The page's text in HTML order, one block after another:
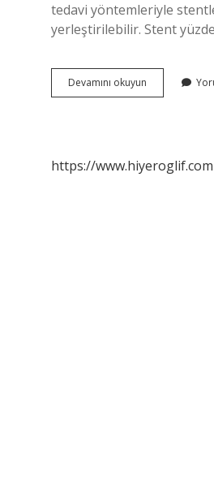
tedavi yöntemleriyle
yerleştirilebilir. Stent
Devamını okuyun
Takılan
Alır
https://www.hiyeroglif.com